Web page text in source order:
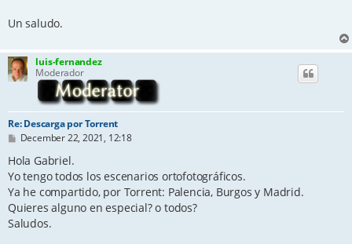
Un saludo.
luis-fernandez
Moderador
Re: Descarga por Torrent
P
s
December 22, 2021, 12:18
Hola Gabriel.
Yo tengo todos los escenarios ortofotográficos.
Ya he compartido, por Torrent: Palencia, Burgos y Madrid.
Quieres alguno en especial? o todos?
Saludos.